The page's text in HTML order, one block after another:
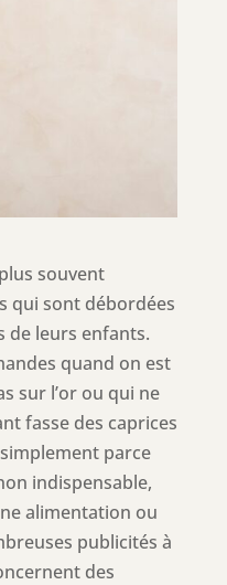
souvent
qui sont débordées
de leurs enfants.
quand on est
sur l’or ou qui ne
fasse des caprices
parce
indispensable,
alimentation ou
publicités à
des